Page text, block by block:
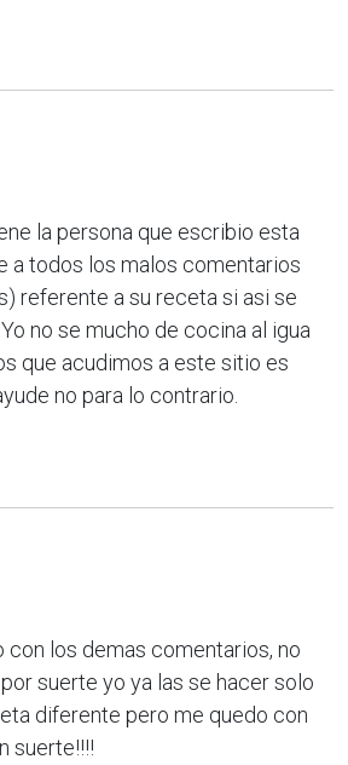
la persona que escribio esta
a todos los malos comentarios
referente a su receta si asi se
Yo no se mucho de cocina al igua
que acudimos a este sitio es
no para lo contrario.
con los demas comentarios, no
suerte yo ya las se hacer solo
diferente pero me quedo con
suerte!!!!